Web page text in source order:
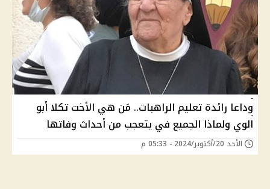
وداعا رائدة تعليم الراهبات.. مَن هي الأخت تكلا أبو
الوي ولماذا الجميع في يتعجب من أحداث وفاتها
الأحد 20/أكتوبر/2024 - 05:33 م